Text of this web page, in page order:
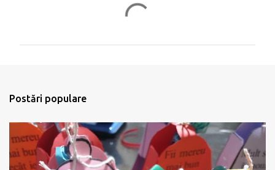
r
i
i
Postări populare